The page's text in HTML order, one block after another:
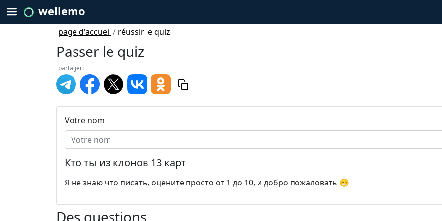
wellemo
page d'accueil / réussir le quiz
Passer le quiz
partager:
Votre nom
Кто ты из клонов 13 карт
Я не знаю что писать, оцените просто от 1 до 10, и добро пожаловать 😁
Des questions